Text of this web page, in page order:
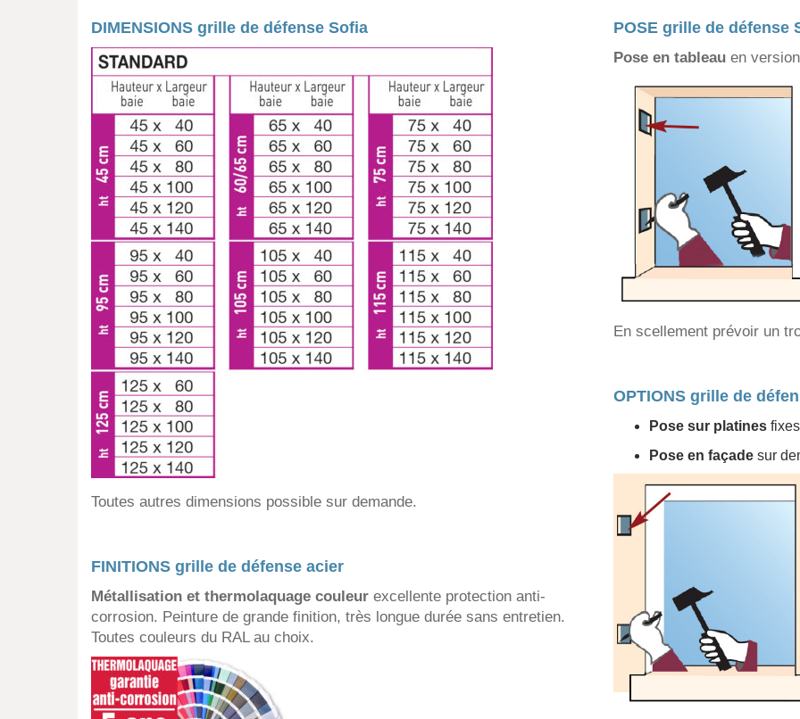
DIMENSIONS grille de défense Sofia
Toutes autres dimensions possible sur demande.
FINITIONS grille de défense acier
Métallisation et thermolaquage couleur excellente protection anti-
corrosion. Peinture de grande finition, très longue durée sans entretien.
Toutes couleurs du RAL au choix.
POSE grille de défense
Pose en tableau en
En scellement prévoir un
OPTIONS grille de
Pose sur platines
Pose en façade sur